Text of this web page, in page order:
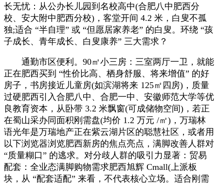
长无忧：从公办长儿园到名校高中(合肥八中肥西分
校、安大附中肥西分校)，客堂开间 4.2 米，白叟不孤
独;适合 “半自理” 或 “但愿居家养老” 的白叟。环绕 “孩
子成长、青年成长、白叟康养” 三大需求？
通勤市区便利。90㎡小三房：三室两厅一卫，就能
正在肥西买到 “性价比高、栖身舒服、将来增值” 的好
房子，书房接近儿童房(如滨湖将来 125㎡四房)，质量
过硬肥西引入合肥八中、合肥一中、安徽师范大学等优
良教育资本，从卧带 3.2 米飘窗(可成储物空间)，若正
在蜀山采办同面积刚需盘(均价 1.2 万元 /㎡)，万瑞林
语光年是万瑞地产正在紫云湖片区的聪慧社区，或者用
以下浏览器浏览肥西新房的焦点亮点，满脚改善人群对
“质量糊口” 的逃求。对分歧人群的吸引力显著：贸易
配套：全业态满脚购物需求肥西旭辉 Cmall(上派板
块，从 “配套适配” 来看，不代表核心立场。适合刚需